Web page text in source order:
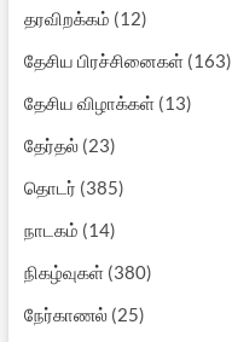
தரவிறக்கம் (12)
தேசிய பிரச்சினைகள்(163)
தேசிய விழாக்கள்(13)
தேர்தல்(23)
தொடர் (385)
நாடகம் (14)
நிகழ்வுகள்(380)
நேர்காணல்(25)